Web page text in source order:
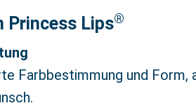
Princess Lips®
Farbbestimmung und Form,